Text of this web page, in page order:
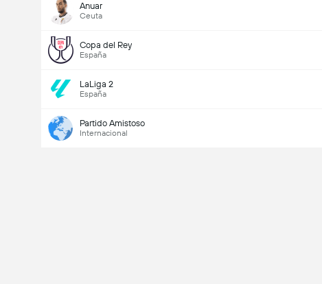
Anuar
Ceuta
Copa del Rey
España
LaLiga 2
España
Partido Amistoso
Internacional